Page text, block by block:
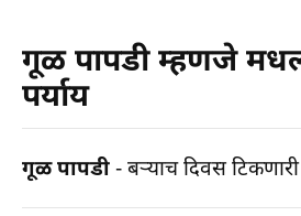
गूळ पापडी म्हणजे
पर्याय
गूळ पापडी - बऱ्याच दिवस